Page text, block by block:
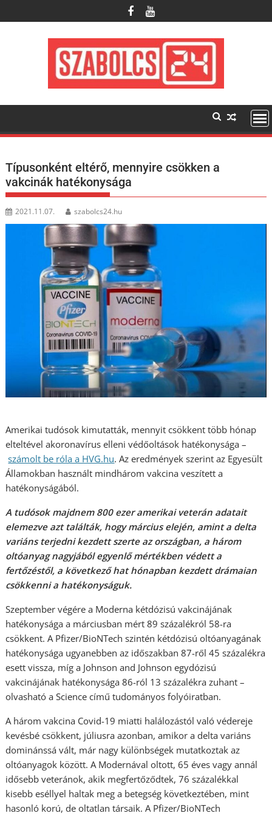
to
Típusonként eltérő, mennyire csökken a
vakcinák hatékonysága
2021.11.07. szabolcs24.hu
Amerikai tudósok kimutatták, mennyit csökkent több hónap
elteltével akoronavírus elleni védőoltások hatékonysága –
számolt be róla a HVG.hu. Az eredmények szerint az Egyesült
Államokban használt mindhárom vakcina veszített a
hatékonyságából.
A tudósok majdnem 800 ezer amerikai veterán adatait
elemezve azt találták, hogy március elején, amint a delta
variáns terjedni kezdett szerte az országban, a három
oltóanyag nagyjából egyenlő mértékben védett a
fertőzéstől, a következő hat hónapban kezdett drámaian
csökkenni a hatékonyságuk.
Szeptember végére a Moderna kétdózisú vakcinájának
hatékonysága a márciusban mért 89 százalékról 58-ra
csökkent. A Pfizer/BioNTech szintén kétdózisú oltóanyagának
hatékonysága ugyanebben az időszakban 87-ről 45 százalékra
esett vissza, míg a Johnson and Johnson egydózisú
vakcinájának hatékonysága 86-ról 13 százalékra zuhant –
olvasható a Science című tudományos folyóiratban.
A három vakcina Covid-19 miatti halálozástól való védereje
kevésbé csökkent, júliusra azonban, amikor a delta variáns
dominánssá vált, már nagy különbségek mutatkoztak az
oltóanyagok között. A Modernával oltott, 65 éves vagy annál
idősebb veteránok, akik megfertőződtek, 76 százalékkal
kisebb eséllyel haltak meg a betegség következtében, mint
hasonló korú, de oltatlan társaik. A Pfizer/BioNTech